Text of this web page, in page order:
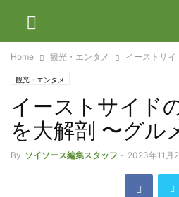
Home 観光・エンタメ イーストサイ
観光・エンタメ
イーストサイド
を大解剖 〜グ
By ソイソース編集スタッフ - 2023年11月